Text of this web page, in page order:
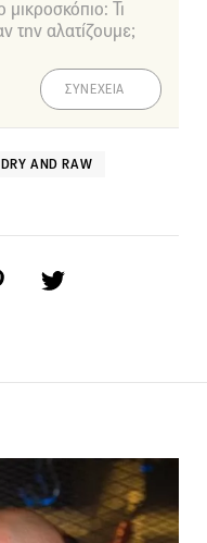
Τι
την αλατίζουμε;
ΣΥΝΕΧΕΙΑ
DRY AND RAW